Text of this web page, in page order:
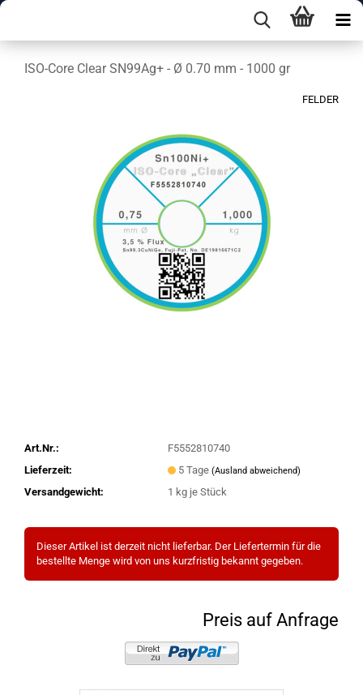
ISO-Core Clear SN99Ag+ - Ø 0.70 mm - 1000 gr
FELDER
Art.Nr.:
F5552810740
Lieferzeit:
5 Tage (Ausland abweichend)
Versandgewicht: 1 kg je Stück
Dieser Artikel ist derzeit nicht lieferbar. Der Liefertermin für die
bestellte Menge wird von uns kurzfristig bekannt gegeben.
Preis auf Anfrage